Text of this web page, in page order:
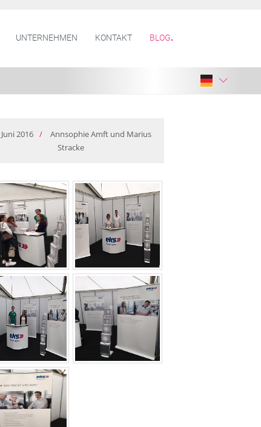
UNTERNEHMEN KONTAKT BLOG
Juni2016 /
Annsophie Amft und Marius
Stracke